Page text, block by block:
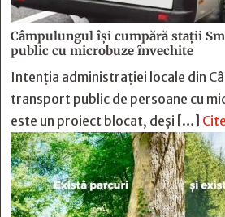
Câmpulungul îşi cumpără staţii
public cu microbuze învechite
Intenția administrației locale din
transport public de persoane cu
este un proiect blocat, deși […]